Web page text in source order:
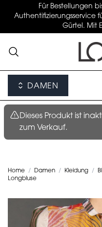
Für Bestellungen
Authentifizierungsservice
Gürtel. Mit
DAMEN
Dieses Produkt ist
zum Verkauf.
Home / Damen / Kleidung /
Longbluse